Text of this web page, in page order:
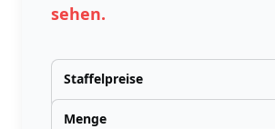
sehen.
Staffelpreise
Menge